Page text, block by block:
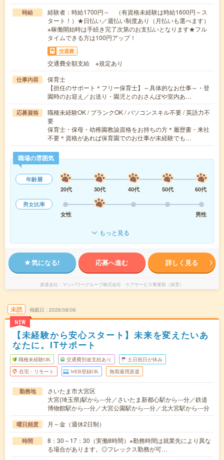
時給
経験者：時給1700円～ （有資格未経験は時給1600円～ス
タート！）★日払い／週払い制度あり（月払いも選べます）
※稼働開始時は手続き完了次第のお支払いとなります★フル
タイムできる方は100円アップ！
交通費
交通費全額支給 ※規定あり
仕事内容
保育士
【担任のサポート＊フリー保育士】～具体的なお仕事～・登
園時のお迎え／お送り・園児とのおさんぽや室内あ…
応募資格
職種未経験OK / ブランクOK / パソコンスキル不要 / 英語力不
要
保育士・保母・幼稚園教諭資格をお持ちの方＊履歴書・来社
不要＊資格があれば保育園でのお仕事が未経験でも…
職場の雰囲気
年齢層
20代
30代 40代 50代
60代
男女比率
女性
男性
もっと見る
気になる! 応募へ進む 詳しく見る
派遣会社 マンパワーグループ株式会社 ケアサービス事業部（保育）
未読
NEW
掲載日 2026/08/06
【未経験から安心スタート】未来を変えたいあ
なたに。ITサポート
職種未経験OK 交通費別途支給あり 土日祝日が休み
在宅・リモート WEB登録OK 無期雇用派遣
勤務地
さいたま市大宮区
大宮(埼玉県)駅から---分／さいたま新都心駅から---分／鉄道
博物館駅から---分／大宮公園駅から---分／北大宮駅から---分
曜日頻度 月～金（週休2日制）
時間
8：30～17：30（実働8時間）※勤務時間は就業先により異な
る場合があります。◎フレックス勤務が可…